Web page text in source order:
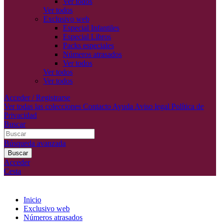
Ver todos
Exclusivo web
Especial Infantiles
Especial Libros
Packs especiales
Números atrasados
Ver todos
Ver todos
Ver todos
Acceder / Registrarse
Ver todas las colecciones Contacto Ayuda Aviso legal Política de
Privacidad
Buscar
Búsqueda avanzada
Buscar
Acceder
Cesta
Inicio
Exclusivo web
Números atrasados